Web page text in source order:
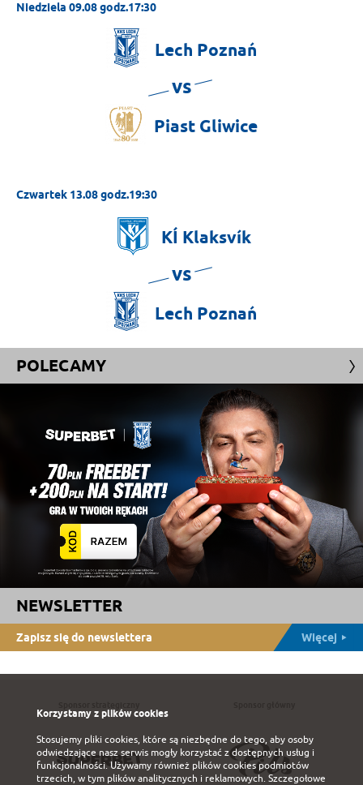
Niedziela 09.08 godz.17:30
Lech Poznań
vs
Piast Gliwice
Czwartek 13.08 godz.19:30
KÍ Klaksvík
vs
Lech Poznań
POLECAMY
NEWSLETTER
Zapisz się do newslettera Więcej
Korzystamy z plików cookies
Stosujemy pliki cookies, które są niezbędne do tego, aby osoby
odwiedzające nasz serwis mogły korzystać z dostępnych usług i
funkcjonalności. Używamy również plików cookies podmiotów
trzecich, w tym plików analitycznych i reklamowych. Szczegołowe